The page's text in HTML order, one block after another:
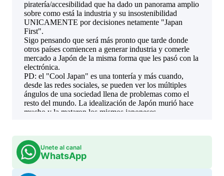
Unete al canal
WhatsApp